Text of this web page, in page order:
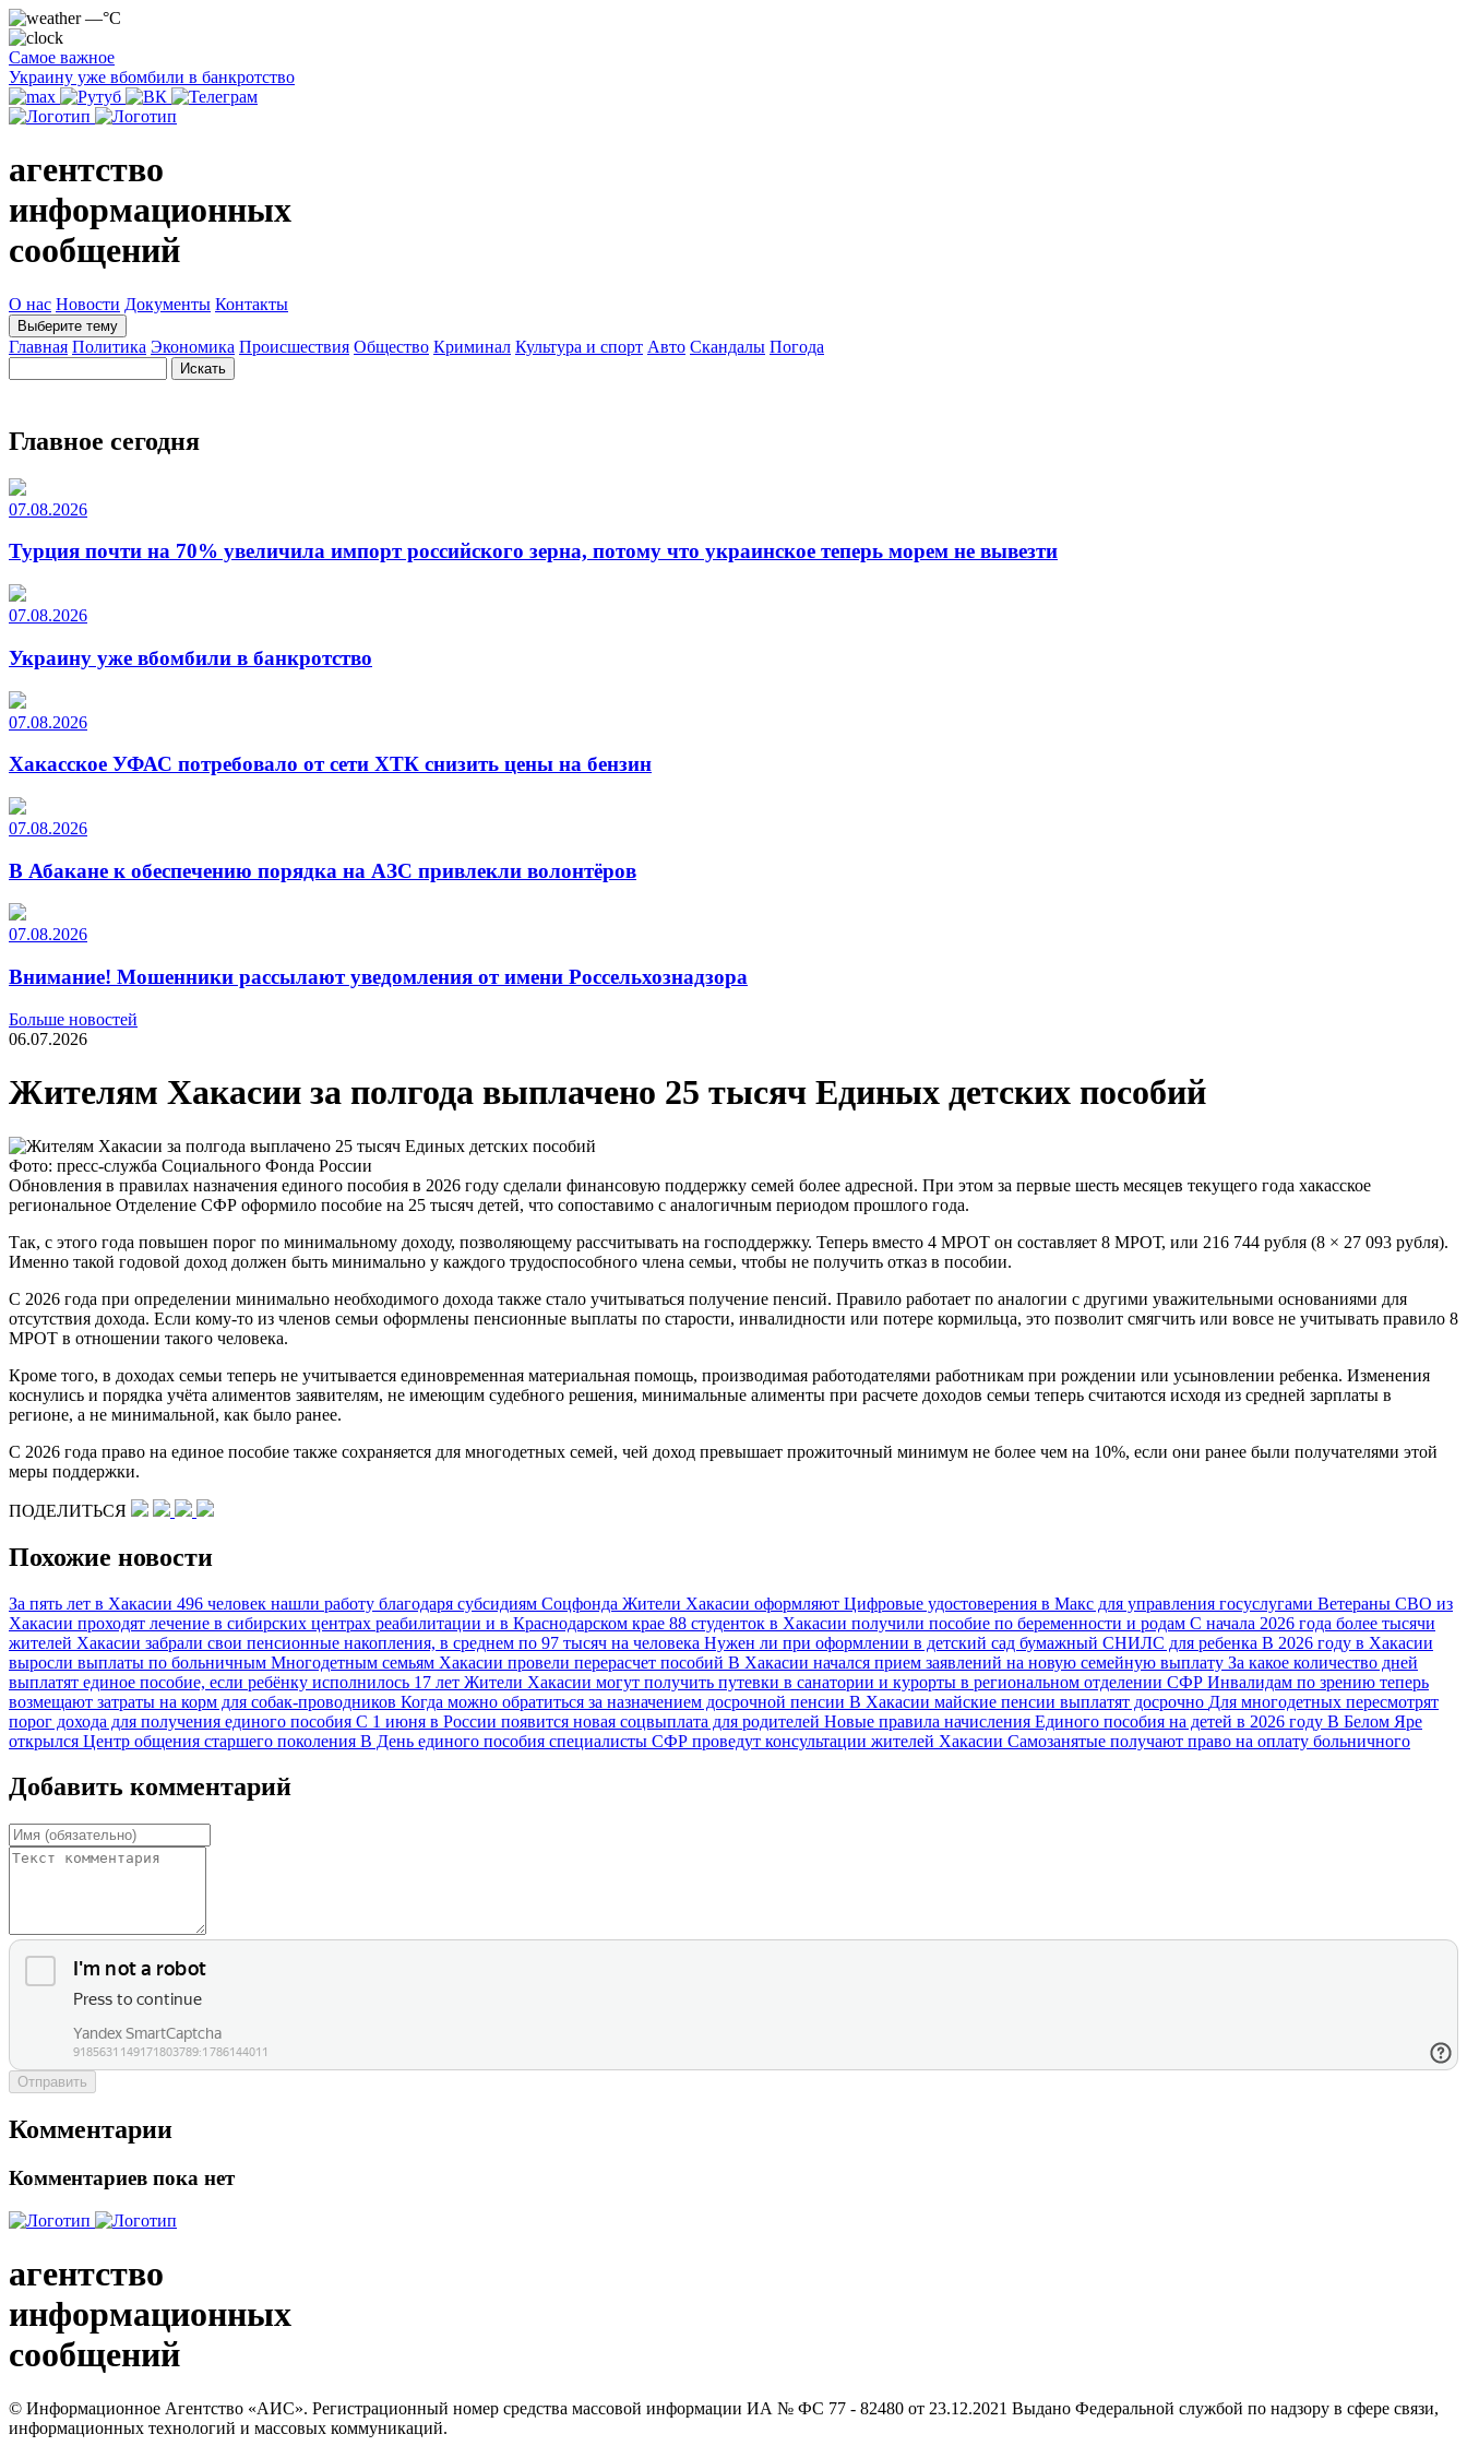
—°C
Самое важное
Украину уже вбомбили в банкротство
агентство
информационных
сообщений
О нас Новости Документы Контакты
Выберите тему
Главная Политика Экономика Происшествия Общество Криминал Культура и спорт Авто Скандалы Погода
Главное сегодня
07.08.2026
Турция почти на 70% увеличила импорт российского зерна, потому что украинское теперь морем не вывезти
07.08.2026
Украину уже вбомбили в банкротство
07.08.2026
Хакасское УФАС потребовало от сети ХТК снизить цены на бензин
07.08.2026
В Абакане к обеспечению порядка на АЗС привлекли волонтёров
07.08.2026
Внимание! Мошенники рассылают уведомления от имени Россельхознадзора
Больше новостей
06.07.2026
Жителям Хакасии за полгода выплачено 25 тысяч Единых детских пособий
Фото: пресс-служба Социального Фонда России
Обновления в правилах назначения единого пособия в 2026 году сделали финансовую поддержку семей более адресной. При этом за первые шесть месяцев текущего года хакасское
региональное Отделение СФР оформило пособие на 25 тысяч детей, что сопоставимо с аналогичным периодом прошлого года.
Так, с этого года повышен порог по минимальному доходу, позволяющему рассчитывать на господдержку. Теперь вместо 4 МРОТ он составляет 8 МРОТ, или 216 744 рубля (8 × 27 093 рубля).
Именно такой годовой доход должен быть минимально у каждого трудоспособного члена семьи, чтобы не получить отказ в пособии.
С 2026 года при определении минимально необходимого дохода также стало учитываться получение пенсий. Правило работает по аналогии с другими уважительными основаниями для
отсутствия дохода. Если кому-то из членов семьи оформлены пенсионные выплаты по старости, инвалидности или потере кормильца, это позволит смягчить или вовсе не учитывать правило 8
МРОТ в отношении такого человека.
Кроме того, в доходах семьи теперь не учитывается единовременная материальная помощь, производимая работодателями работникам при рождении или усыновлении ребенка. Изменения
коснулись и порядка учёта алиментов заявителям, не имеющим судебного решения, минимальные алименты при расчете доходов семьи теперь считаются исходя из средней зарплаты в
регионе, а не минимальной, как было ранее.
С 2026 года право на единое пособие также сохраняется для многодетных семей, чей доход превышает прожиточный минимум не более чем на 10%, если они ранее были получателями этой
меры поддержки.
ПОДЕЛИТЬСЯ
Похожие новости
За пять лет в Хакасии 496 человек нашли работу благодаря субсидиям Соцфонда Жители Хакасии оформляют Цифровые удостоверения в Макс для управления госуслугами Ветераны СВО из
Хакасии проходят лечение в сибирских центрах реабилитации и в Краснодарском крае 88 студенток в Хакасии получили пособие по беременности и родам С начала 2026 года более тысячи
жителей Хакасии забрали свои пенсионные накопления, в среднем по 97 тысяч на человека Нужен ли при оформлении в детский сад бумажный СНИЛС для ребенка В 2026 году в Хакасии
выросли выплаты по больничным Многодетным семьям Хакасии провели перерасчет пособий В Хакасии начался прием заявлений на новую семейную выплату За какое количество дней
выплатят единое пособие, если ребёнку исполнилось 17 лет Жители Хакасии могут получить путевки в санатории и курорты в региональном отделении СФР Инвалидам по зрению теперь
возмещают затраты на корм для собак-проводников Когда можно обратиться за назначением досрочной пенсии В Хакасии майские пенсии выплатят досрочно Для многодетных пересмотрят
порог дохода для получения единого пособия С 1 июня в России появится новая соцвыплата для родителей Новые правила начисления Единого пособия на детей в 2026 году В Белом Яре
открылся Центр общения старшего поколения В День единого пособия специалисты СФР проведут консультации жителей Хакасии Самозанятые получают право на оплату больничного
Добавить комментарий
Отправить
Комментарии
Комментариев пока нет
агентство
информационных
сообщений
© Информационное Агентство «АИС». Регистрационный номер средства массовой информации ИА № ФС 77 - 82480 от 23.12.2021 Выдано Федеральной службой по надзору в сфере связи,
информационных технологий и массовых коммуникаций.